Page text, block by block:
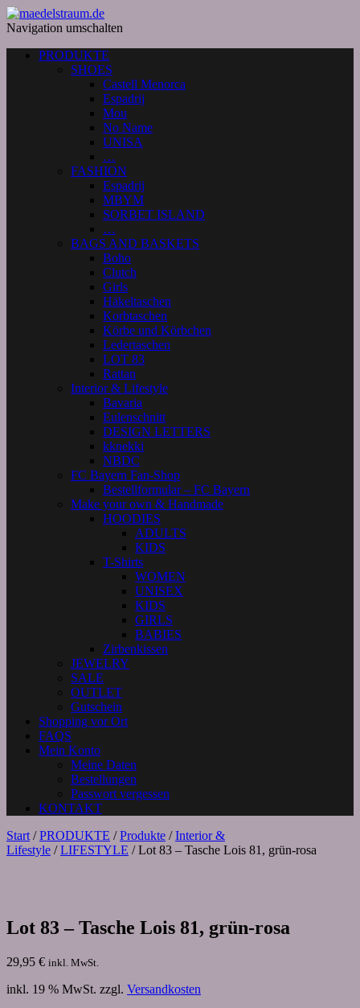
Navigation umschalten
PRODUKTE
SHOES
Castell Menorca
Espadrij
Mou
No Name
UNISA
…
FASHION
Espadrij
MBYM
SORBET ISLAND
…
BAGS AND BASKETS
Boho
Clutch
Girls
Häkeltaschen
Korbtaschen
Körbe und Körbchen
Ledertaschen
LOT 83
Rattan
Interior & Lifestyle
Bavaria
Eulenschnitt
DESIGN LETTERS
kknekki
NBDC
FC Bayern Fan-Shop
Bestellformular – FC Bayern
Make your own & Handmade
HOODIES
ADULTS
KIDS
T-Shirts
WOMEN
UNISEX
KIDS
GIRLS
BABIES
Zirbenkissen
JEWELRY
SALE
OUTLET
Gutschein
Shopping vor Ort
FAQS
Mein Konto
Meine Daten
Bestellungen
Passwort vergessen
KONTAKT
Start /PRODUKTE /Produkte /Interior &
Lifestyle /LIFESTYLE / Lot 83 – Tasche Lois 81, grün-rosa
Lot 83 – Tasche Lois 81, grün-rosa
29,95 € inkl. MwSt.
inkl. 19 % MwSt. zzgl. Versandkosten